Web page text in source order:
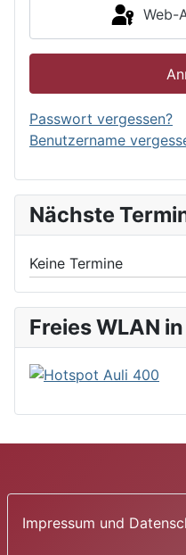
Web-
Passwort vergessen?
Benutzername
Nächste
Keine Termine
Freies WLAN
Impressum und